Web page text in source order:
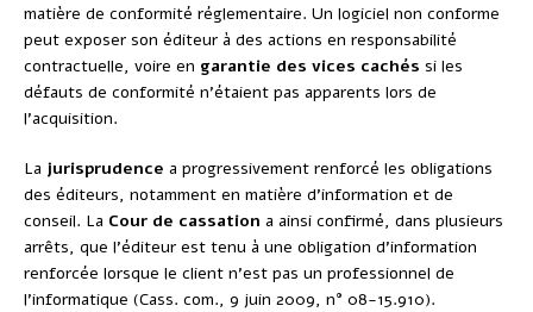
matière de conformité réglementaire. Un logiciel non conforme
peut exposer son éditeur à des actions en responsabilité
contractuelle, voire en garantie des vices cachés si les
défauts de conformité n’étaient pas apparents lors de
l’acquisition.
La jurisprudence a progressivement renforcé les obligations
des éditeurs, notamment en matière d’information et de
conseil. La Cour de cassation a ainsi confirmé, dans plusieurs
arrêts, que l’éditeur est tenu à une obligation d’information
renforcée lorsque le client n’est pas un professionnel de
l’informatique (Cass. com., 9 juin 2009, n° 08-15.910).